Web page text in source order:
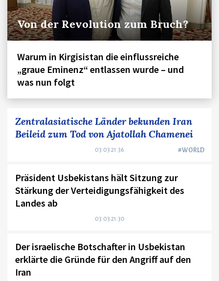
Von der Revolution zum Bruch?
Warum in Kirgisistan die einflussreiche
„graue Eminenz“ entlassen wurde – und
was nun folgt
Zentralasiatische Länder bekunden Iran
Beileid zum Tod von Ajatollah Chamenei
#WORLD
03.03 21:36
Präsident Usbekistans hält Sitzung zur
Stärkung der Verteidigungsfähigkeit des
Landes ab
03.03 21:30
Der israelische Botschafter in Usbekistan
erklärte die Gründe für den Angriff auf den
Iran